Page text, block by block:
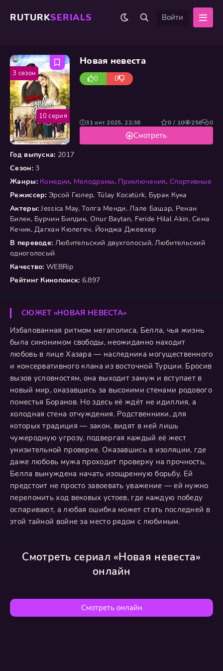
RUTURKSERIALS Войти
Новая невеста
0 0
Год выпуска: 2017
Сезон:3
Жанры: Комедии, Мелодрамы, Приключения, Спортивные
Режиссер: Эрсой Гюлер, Tülay Kocatürk, Бурак Кука
Актеры: Jessica May, Толга Менди, Лале Башар, Ренан
Билек, Бурчин Билдик, Onur Baytan, Feride Hilal Akin, Сема
Кечик, Дагхан Кюлегеч, Йонджа Джевхер
В переводе: Любительский двухголосый, Любительский
одноголосый
Качество: WEBRip
Рейтинг Кинопоиск: 6.897
Смотреть
31 окт 2025, 22:38 0 / 10 256 0
10 серия
3 сезон
СЮЖЕТ «НОВАЯ НЕВЕСТА»
Избалованная ритмом мегаполиса, Белла, чья жизнь
была синонимом свободы, неожиданно находит
любовь в лице Хазара — наследника могущественного
и консервативного клана из восточной Турции. Бросив
вызов условностям, она выходит замуж и вступает в
новый мир, оказавшись за высокими стенами родового
поместья Боранов. Но здесь её ждёт не идиллия, а
холодная стена отчуждения. Родственники, для
которых традиция — закон, видят в ней лишь
чужеродную угрозу, подвергая каждый её жест
унизительной проверке. Оказавшись в изоляции, где
даже любовь мужа проходит проверку на прочность,
Белла вынуждена начать изощренную борьбу. Ей
предстоит не просто завоевать уважение — ей нужно
переломить ход вековых устоев, где каждую победу
оспаривают, а любая ошибка может стать последней в
этой тайной войне за место рядом с любимым.
Смотреть сериал «Новая невеста»
онлайн
Смотреть онлайн